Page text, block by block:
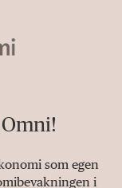
som egen
i